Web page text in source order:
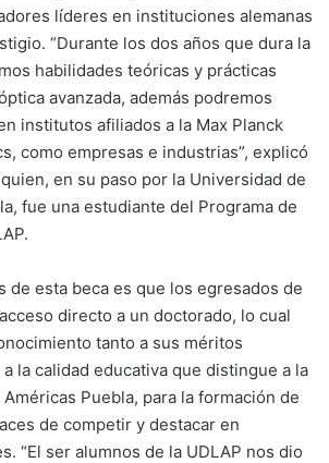
líderes en instituciones alemanas
“Durante los dos años que dura la
habilidades teóricas y prácticas
avanzada, además podremos
institutos afiliados a la Max Planck
como empresas e industrias”, explicó
en su paso por la Universidad de
fue una estudiante del Programa de
de esta beca es que los egresados de
directo a un doctorado, lo cual
tanto a sus méritos
la calidad educativa que distingue a la
Puebla, para la formación de
de competir y destacar en
“El ser alumnos de la UDLAP nos dio